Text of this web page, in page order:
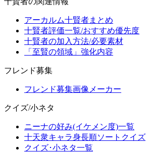
アーカルム十賢者まとめ
十賢者評価一覧/おすすめ優先度
十賢者の加入方法/必要素材
「至賢の領域」強化内容
フレンド募集
フレンド募集画像メーカー
クイズ/小ネタ
ニーナの好み(イケメン度)一覧
十天衆キャラ身長順ソートクイズ
クイズ･小ネタ一覧